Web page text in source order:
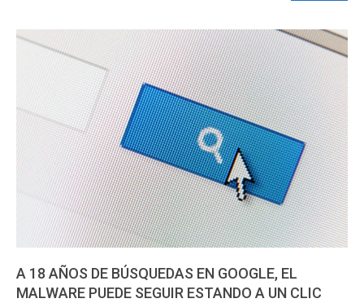
A 18 AÑOS DE BÚSQUEDAS EN GOOGLE, EL
MALWARE PUEDE SEGUIR ESTANDO A UN CLIC